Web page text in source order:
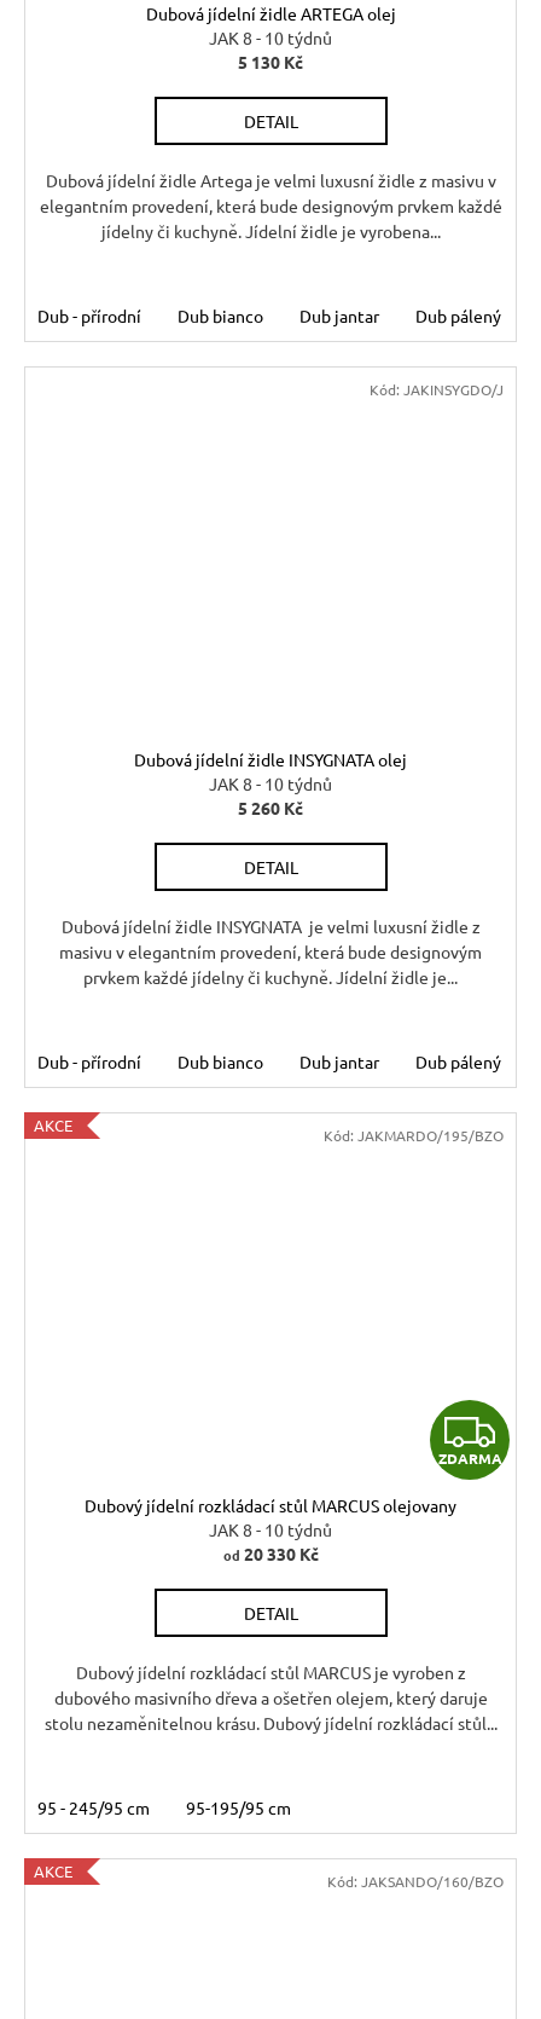
Dubová jídelní židle ARTEGA olej
JAK 8 - 10 týdnů
5 130 Kč
DETAIL
Dubová jídelní židle Artega je velmi luxusní židle z masivu v
elegantním provedení, která bude designovým prvkem každé
jídelny či kuchyně. Jídelní židle je vyrobena...
Dub - přírodní Dub bianco Dub jantar Dub pálený
Dubová jídelní židle INSYGNATA olej
JAK 8 - 10 týdnů
5 260 Kč
DETAIL
Dubová jídelní židle INSYGNATA je velmi luxusní židle z
masivu v elegantním provedení, která bude designovým
prvkem každé jídelny či kuchyně. Jídelní židle je...
Dub - přírodní Dub bianco Dub jantar Dub pálený
Kód: JAKINSYGDO/J
AKCE
Z
D
ZDARMA
Dubový jídelní rozkládací stůl MARCUS olejovany
JAK 8 - 10 týdnů
od 20 330 Kč
DETAIL
Dubový jídelní rozkládací stůl MARCUS je vyroben z
dubového masivního dřeva a ošetřen olejem, který daruje
stolu nezaměnitelnou krásu. Dubový jídelní rozkládací stůl...
95 - 245/95 cm 95-195/95 cm
Kód: JAKMARDO/195/BZO
AKCE Kód: JAKSANDO/160/BZO